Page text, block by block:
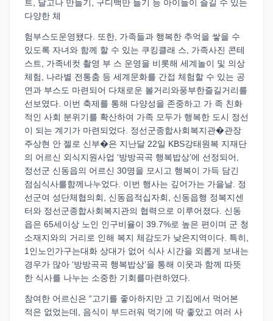
트, 달고나 만들기, 구디백만 들기 등 아이들이 즐길 수 있는
다양한 체
험부스도운영됐다. 또한, 가족들과 행복한 추억을 쌓을 수
있도록 자녀와 함께 할 수 있는 쿠킹클래 스, 가족사진 콘테
스트, 가족네컷 촬영 부 스 운영을 비롯해 세계놀이 및 의상
체험, 나라별 전통춤 등 세계문화를 간접 체험할 수 있는 공
연과 부스도 마련되어 다채로운 볼거리와풍부한즐길거리를
선보였다. 이번 축제를 통해 다양성을 존중하고 가 족 친화
적인 사회 분위기를 확산하여 가족 모두가 행복한 도시 정선
이 되는 계기가 마련되었다. 정선군종합사회복지관�관장
주상현 안 젤로 신부�은 지난달 22일 KBS강태원복 지재단
의 어르신 외식지원사업 ‘방방곡곡 행복밥상’에 선정되어,
정선군 신동읍의 어르신 30명을 모시고 행복이 가득 담긴
점심식사를함께나누었다. 이번 행사는 깊어가는 가을날. 정
선군여 성단체협의회, 신동읍적십자회, 신동읍행 정복지센
터와 정선군종합사회복지관의 협력으로 이루어졌다. 신동
읍은 65세이상 노인 인구비율이 39.7%로 높은 편이며 군 청
소재지와의 거리로 인해 복지 체감도가 낮은지역이다. 특히,
1인노인가구는대화 상대가 없어 식사 시간을 외롭게 보내는
경우가 많아 ‘방방곡곡 행복밥상’을 통해 이웃과 함께 따뜻
한 식사를 나누는 소중한 기회를마련하였다.
참여한 어르신은 “고기를 좋아하지만 고 기집에서 먹어본
적은 없었는데, 음식이 부드러워 먹기에 딱 좋았고 여러 사